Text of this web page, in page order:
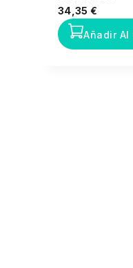
34,35 €
Añadir Al